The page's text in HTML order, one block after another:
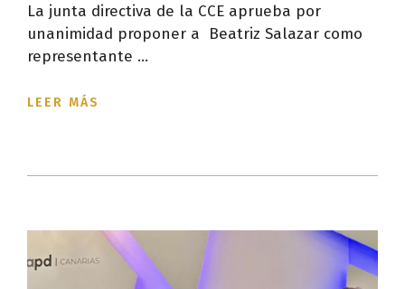
La junta directiva de la CCE aprueba por
unanimidad proponer a Beatriz Salazar como
representante ...
LEER MÁS